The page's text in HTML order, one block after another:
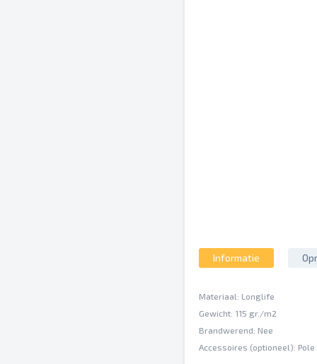
Informatie
Materiaal: Longlife
Gewicht: 115 gr./m2
Brandwerend: Nee
Accessoires (optioneel):